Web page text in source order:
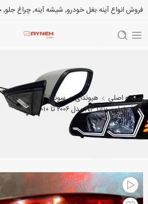
فروش انواع آینه بغل خودرو٬ شیشه آینه٬ چراغ جلو٬ چراغ خطر و ...
صفحه اصلی هیوندای
سوناتا NF
چراغ خطر سوناتا NF مدل ۲۰۰۶ تا ۲۰۱۰